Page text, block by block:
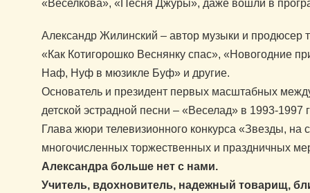
«Веселкова», «Песня Джуры», даже вошли в
Александр Жилинский – автор музыки и продюсер
«Как Котигорошко Веснянку спас», «Новогодние
Наф, Нуф в мюзикле Буф» и другие.
Основатель и президент первых масштабных
детской эстрадной песни – «Веселад» в 1993-1997
Глава жюри телевизионного конкурса «Звезды, на
многочисленных торжественных и праздничных
Александра больше нет с нами.
Учитель, вдохновитель, надежный товарищ,